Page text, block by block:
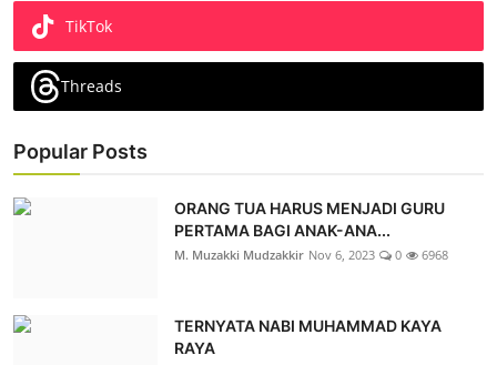
TikTok
Threads
Popular Posts
ORANG TUA HARUS MENJADI GURU
PERTAMA BAGI ANAK-ANA...
M. Muzakki Mudzakkir Nov 6, 2023 0 6968
TERNYATA NABI MUHAMMAD KAYA
RAYA